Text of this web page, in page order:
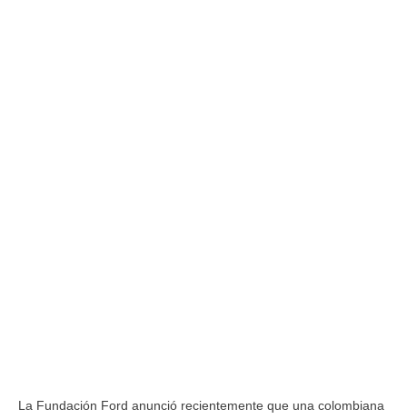
La Fundación Ford anunció recientemente que una colombiana